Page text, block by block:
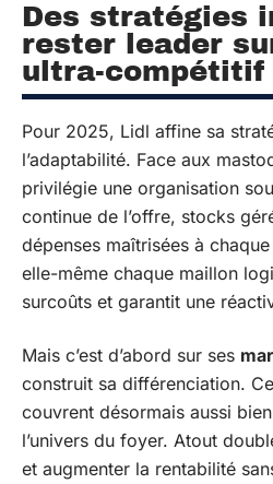
Des stratégies
rester leader
ultra-compétitif
Pour 2025, Lidl affine sa
l’adaptabilité. Face aux
privilégie une organisation
continue de l’offre, stocks
dépenses maîtrisées à
elle-même chaque maillon
surcoûts et garantit une
Mais c’est d’abord sur ses
construit sa différenciation.
couvrent désormais aussi
l’univers du foyer. Atout
et augmenter la rentabilité